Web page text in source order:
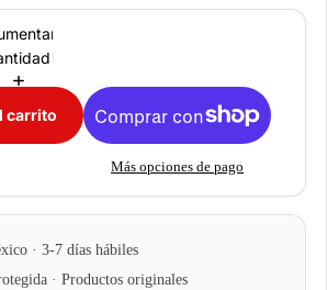
carrito
Más opciones de pago